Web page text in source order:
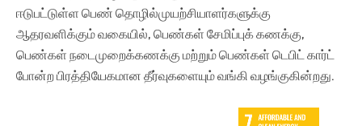
ஈடுபட்டுள்ள பெண் தொழில்முயற்சியாளர்களுக்கு
ஆதரவளிக்கும் வகையில், பெண்கள் சேமிப்புக் கணக்கு,
பெண்கள் நடைமுறைக்கணக்கு மற்றும் பெண்கள் டெபிட் கார்ட்
போன்ற பிரத்தியேகமான தீர்வுகளையும் வங்கி வழங்குகின்றது.